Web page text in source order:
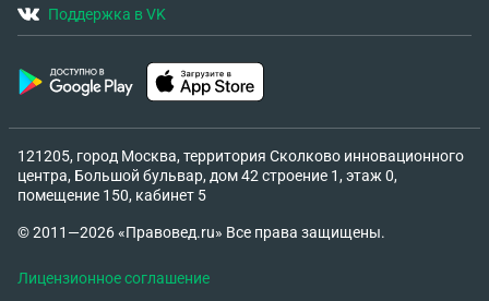
Поддержка в VK
121205, город Москва, территория Сколково инновационного
центра, Большой бульвар, дом 42 строение 1, этаж 0,
помещение 150, кабинет 5
© 2011—2026 «Правовед.ru» Все права защищены.
Лицензионное соглашение